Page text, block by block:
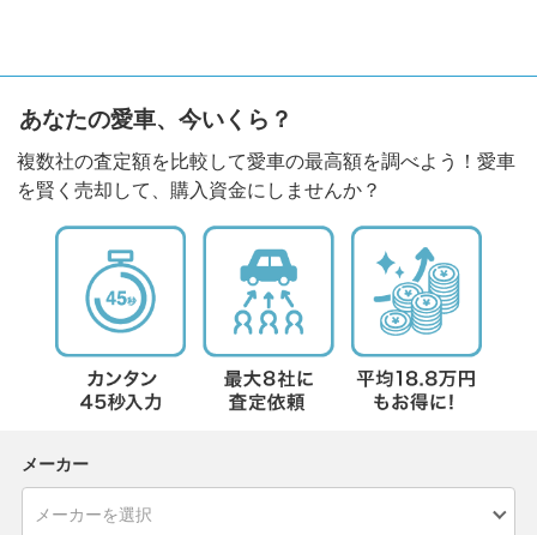
あなたの愛車、今いくら？
複数社の査定額を比較して愛車の最高額を調べよう！愛車
を賢く売却して、購入資金にしませんか？
メーカー